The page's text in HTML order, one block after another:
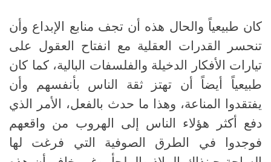
كان طبيعياً والحال هذه أن تجف منابع الإبداع وأن
تنحسر القدرات العقلية مع انفتاح العقول على
تيارات الأفكار الدخيلة والفلسفات البالية، كما كان
طبيعياً أيضاً أن تهتز ثقة الناس بأنفسهم وأن
يفتقدوا المناعة، وهذا ما حدث بالفعل، الأمر الذي
دفع أكثر هؤلاء الناس إلى الهروب من واقعهم
فوجدوا في الطرق الصوفية التي فرغت لها